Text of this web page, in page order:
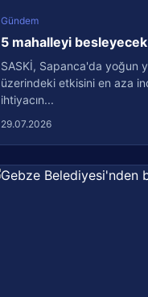
Gündem
5 mahalleyi
SASKİ, Sapanca'da yoğun
üzerindeki etkisini en aza
ihtiyacın...
29.07.2026